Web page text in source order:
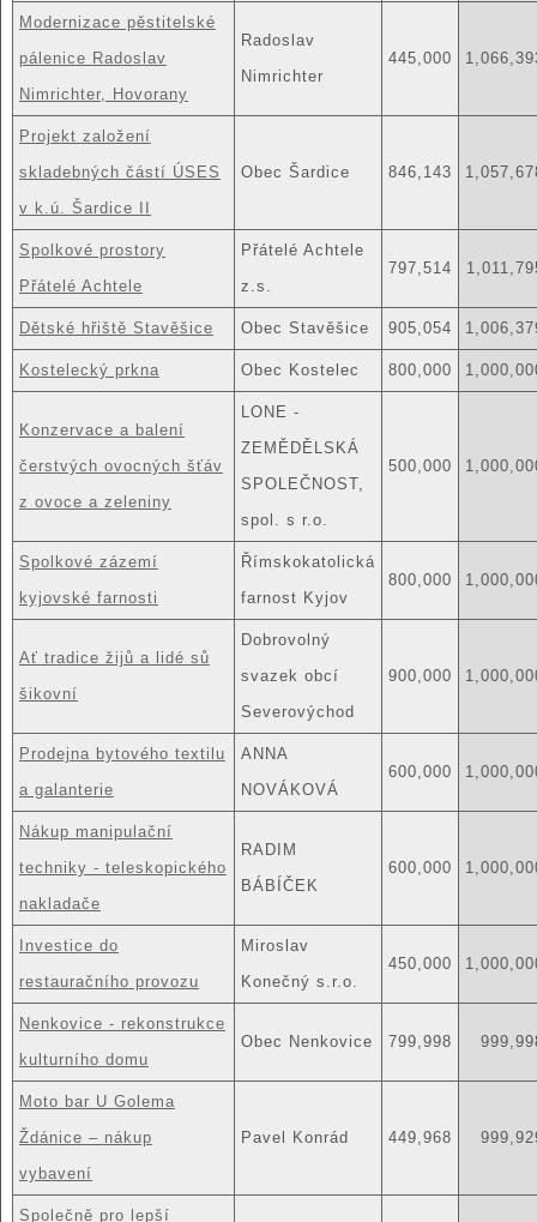
Modernizace pěstitelské
pálenice Radoslav
Nimrichter, Hovorany
Radoslav
Nimrichter
445,000
Projekt založení
skladebných částí ÚSES
v k.ú. Šardice II
Obec Šardice 846,143
Spolkové prostory
Přátelé Achtele
Přátelé Achtele
z.s.
797,514
Dětské hřiště Stavěšice Obec Stavěšice 905,054
Kostelecký prkna Obec Kostelec 800,000
Konzervace a balení
čerstvých ovocných šťáv
z ovoce a zeleniny
LONE -
ZEMĚDĚLSKÁ
SPOLEČNOST,
spol. s r.o.
500,000
Spolkové zázemí
kyjovské farnosti
Římskokatolická
farnost Kyjov
800,000
Ať tradice žijů a lidé sů
šikovní
Dobrovolný
svazek obcí
Severovýchod
900,000
Prodejna bytového textilu
a galanterie
ANNA
NOVÁKOVÁ
600,000
Nákup manipulační
techniky - teleskopického
nakladače
RADIM
BÁBÍČEK
600,000
Investice do
restauračního provozu
Miroslav
Konečný s.r.o.
450,000
Nenkovice - rekonstrukce
kulturního domu
Obec Nenkovice 799,998
Moto bar U Golema
Ždánice – nákup
vybavení
Pavel Konrád 449,968
Společně pro lepší